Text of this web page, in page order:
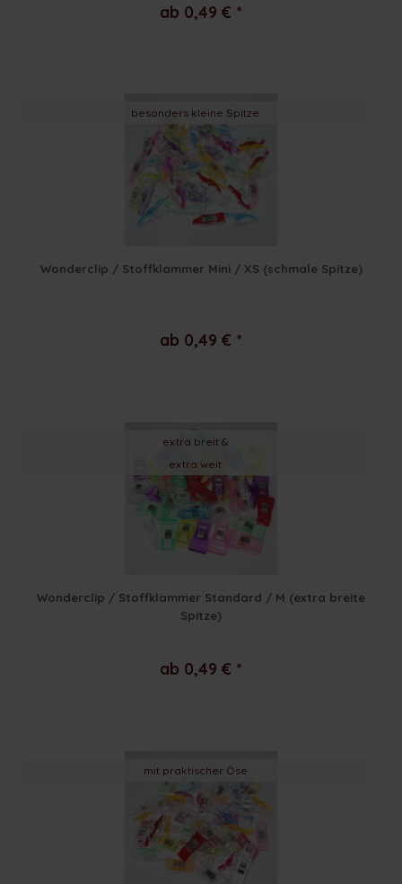
ab 0,49 € *
besonders kleine Spitze
Wonderclip / Stoffklammer Mini / XS (schmale Spitze)
ab 0,49 € *
extra breit &
extra weit
Wonderclip / Stoffklammer Standard / M (extra breite
Spitze)
ab 0,49 € *
mit praktischer Öse